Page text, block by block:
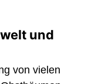
und
von vielen